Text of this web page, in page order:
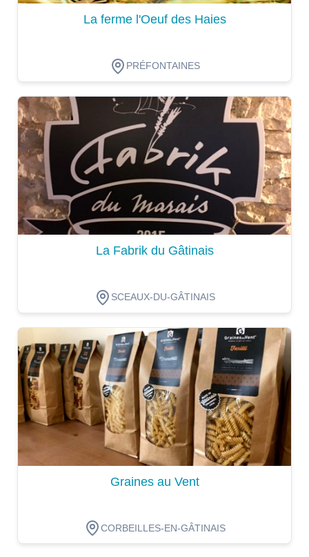
La ferme l'Oeuf des Haies
PRÉFONTAINES
Dégustation
La Fabrik du Gâtinais
SCEAUX-DU-GÂTINAIS
Dégustation
Graines au Vent
CORBEILLES-EN-GÂTINAIS